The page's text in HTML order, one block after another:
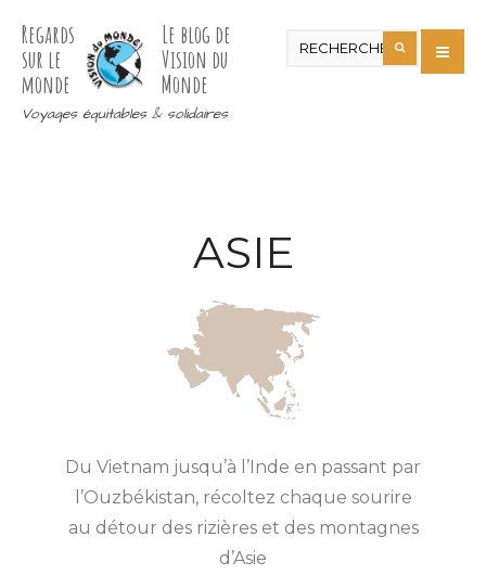
Regards
sur le
monde
Le blog de
Vision du
Monde
Voyages équitables & solidaires
ASIE
Du Vietnam jusqu’à l’Inde en passant par
l’Ouzbékistan, récoltez chaque sourire
au détour des rizières et des montagnes
d’Asie